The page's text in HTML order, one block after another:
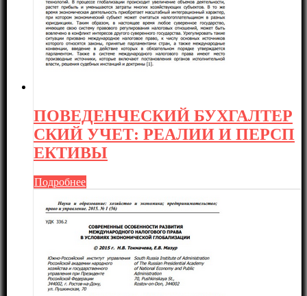
ПОВЕДЕНЧЕСКИЙ БУХГАЛТЕР
СКИЙ УЧЕТ: РЕАЛИИ И ПЕРСП
ЕКТИВЫ
Подробнее